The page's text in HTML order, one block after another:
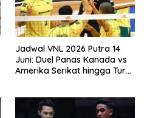
Jadwal VNL 2026 Putra 14
Juni: Duel Panas Kanada vs
Amerika Serikat hingga Turki